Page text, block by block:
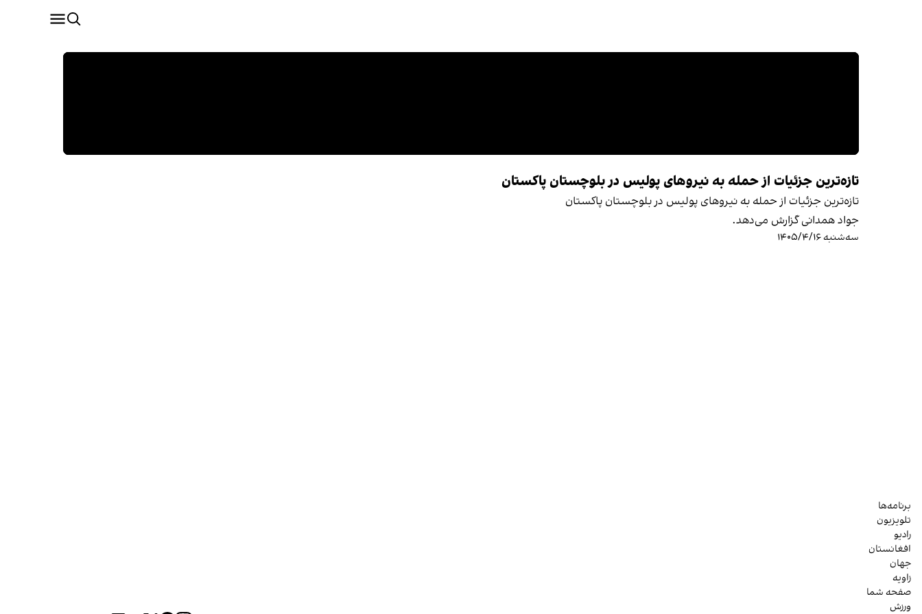
تازه‌ترین جزئیات از حمله به نیروهای پولیس در بلوچستان پاکستان
تازه‌ترین جزئیات از حمله به نیروهای پولیس در بلوچستان پاکستان
جواد همدانی گزارش می‌دهد.
سه‌شنبه ۱۴۰۵/۴/۱۶
برنامه‌ها
تلویزیون
رادیو
افغانستان
جهان
زاویه
صفحه شما
ورزش